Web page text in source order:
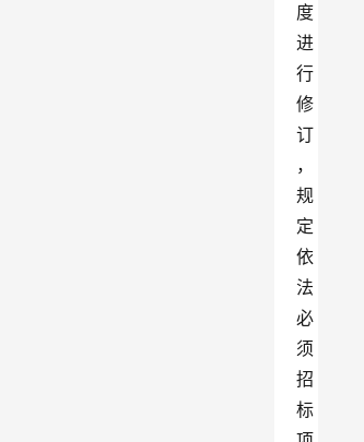
度
进
行
修
订
，
规
定
依
法
必
须
招
标